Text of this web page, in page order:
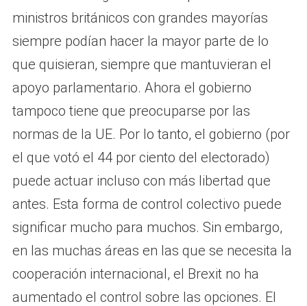
ministros británicos con grandes mayorías
siempre podían hacer la mayor parte de lo
que quisieran, siempre que mantuvieran el
apoyo parlamentario. Ahora el gobierno
tampoco tiene que preocuparse por las
normas de la UE. Por lo tanto, el gobierno (por
el que votó el 44 por ciento del electorado)
puede actuar incluso con más libertad que
antes. Esta forma de control colectivo puede
significar mucho para muchos. Sin embargo,
en las muchas áreas en las que se necesita la
cooperación internacional, el Brexit no ha
aumentado el control sobre las opciones. El